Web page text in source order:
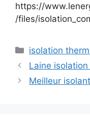
https://
/files/
Catégories
isolation
Laine
Meilleur